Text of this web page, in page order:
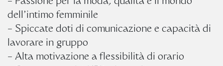
dell’intimo femminile
– Spiccate doti di comunicazione e capacità di
lavorare in gruppo
– Alta motivazione a flessibilità di orario